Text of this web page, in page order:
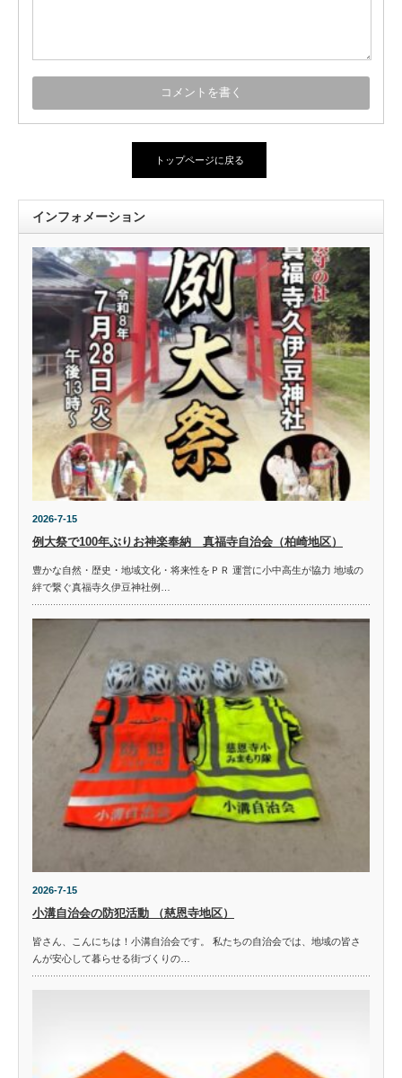
トップページに戻る
インフォメーション
2026-7-15
例大祭で100年ぶりお神楽奉納 真福寺自治会（柏崎地区）
豊かな自然・歴史・地域文化・将来性をＰＲ 運営に小中高生が協力 地域の
絆で繋ぐ真福寺久伊豆神社例…
2026-7-15
小溝自治会の防犯活動 （慈恩寺地区）
皆さん、こんにちは！小溝自治会です。 私たちの自治会では、地域の皆さ
んが安心して暮らせる街づくりの…